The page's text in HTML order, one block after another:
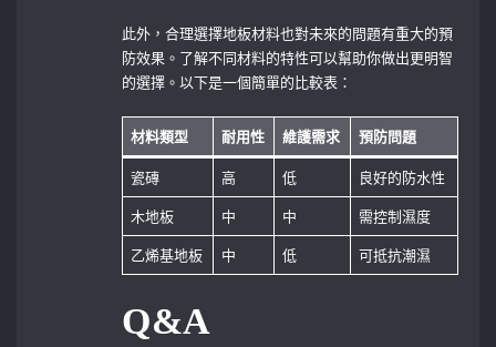
此外，合理選擇地板材料也對未來的問題有重大的預
防效果。了解不同材料的特性可以幫助你做出更明智
的選擇。以下是一個簡單的比較表：
材料類型 耐用性 維護需求 預防問題
瓷磚 高 低
良好的防水性
木地板
中 中
需控制濕度
乙烯基地板
中 低 可抵抗潮濕
Q&A